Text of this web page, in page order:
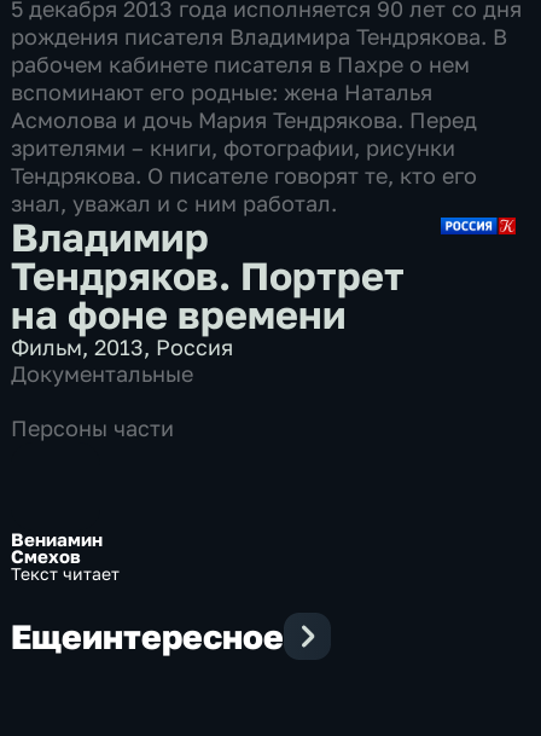
5 декабря 2013 года исполняется 90 лет со дня
рождения писателя Владимира Тендрякова. В
рабочем кабинете писателя в Пахре о нем
вспоминают его родные: жена Наталья
Асмолова и дочь Мария Тендрякова. Перед
зрителями – книги, фотографии, рисунки
Тендрякова. О писателе говорят те, кто его
знал, уважал и с ним работал.
Владимир
Тендряков. Портрет
на фоне времени
Фильм,2013, Россия
Документальные
Персоны части
Вениамин
Смехов
Текст читает
Ещеинтересное